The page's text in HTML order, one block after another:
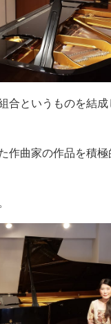
合というものを結
作曲家の作品を積